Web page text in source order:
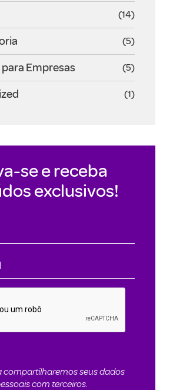
(14)
(5)
Empresas (5)
(1)
se e receba
exclusivos!
compartilharemos seus dados
com terceiros.